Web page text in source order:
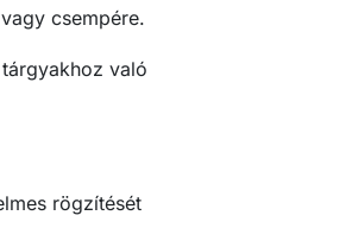
csempére.
való
rögzítését